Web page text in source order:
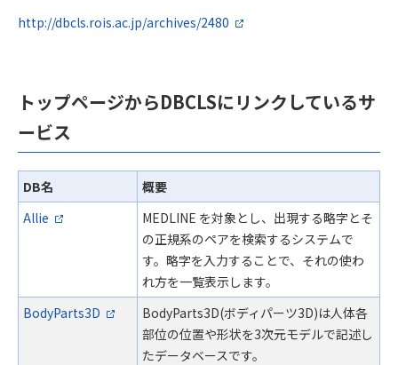
http://dbcls.rois.ac.jp/archives/2480
トップページからDBCLSにリンクしているサ
ービス
DB名
概要
Allie
MEDLINE を対象とし、出現する略字とそ
の正規系のペアを検索するシステムで
す。略字を入力することで、それの使わ
れ方を一覧表示します。
BodyParts3D
BodyParts3D(ボディパーツ3D)は人体各
部位の位置や形状を3次元モデルで記述し
たデータベースです。